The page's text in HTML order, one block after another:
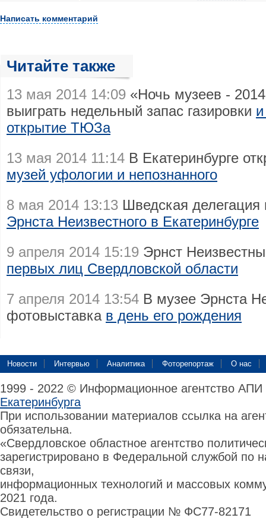
Написать комментарий
Читайте также
13 мая 2014 14:09 «Ночь музеев -
выиграть недельный запас газировки
открытие ТЮЗа
13 мая 2014 11:14 В Екатеринбурге
музей уфологии и непознанного
8 мая 2014 13:13 Шведская делегация
Эрнста Неизвестного в Екатеринбурге
9 апреля 2014 15:19 Эрнст
первых лиц Свердловской области
7 апреля 2014 13:54 В музее Эрнста
фотовыставка в день его рождения
Новости Интервью Аналитика Фоторепортаж О нас
1999 - 2022 © Информационное агентство
Екатеринбурга
При использовании материалов ссылка на
обязательна.
«Свердловское областное агентство
зарегистрировано в Федеральной службой по
связи,
информационных технологий и массовых
2021 года.
Свидетельство о регистрации № ФС77-82171